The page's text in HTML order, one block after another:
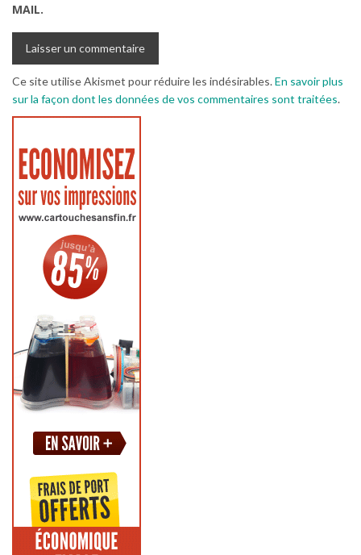
MAIL.
Ce site utilise Akismet pour réduire les indésirables.En savoir plus
sur la façon dont les données de vos commentaires sont traitées.